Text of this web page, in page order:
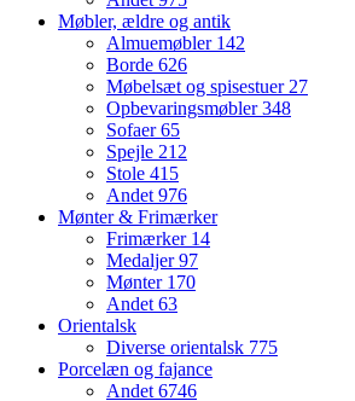
Møbler, ældre og antik
Almuemøbler 142
Borde 626
Møbelsæt og spisestuer27
Opbevaringsmøbler348
Sofaer65
Spejle 212
Stole 415
Andet976
Mønter & Frimærker
Frimærker 14
Medaljer97
Mønter 170
Andet63
Orientalsk
Diverse orientalsk 775
Porcelæn og fajance
Andet6746